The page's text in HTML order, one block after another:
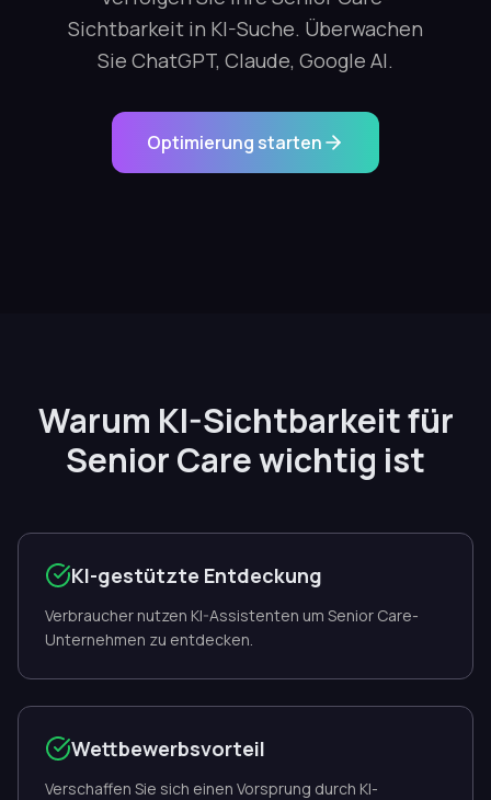
Sichtbarkeit in KI-Suche. Überwachen
Sie ChatGPT, Claude, Google AI.
Optimierung starten
Warum KI-Sichtbarkeit für
Senior Care wichtig ist
KI-gestützte Entdeckung
Verbraucher nutzen KI-Assistenten um Senior Care-
Unternehmen zu entdecken.
Wettbewerbsvorteil
Verschaffen Sie sich einen Vorsprung durch KI-